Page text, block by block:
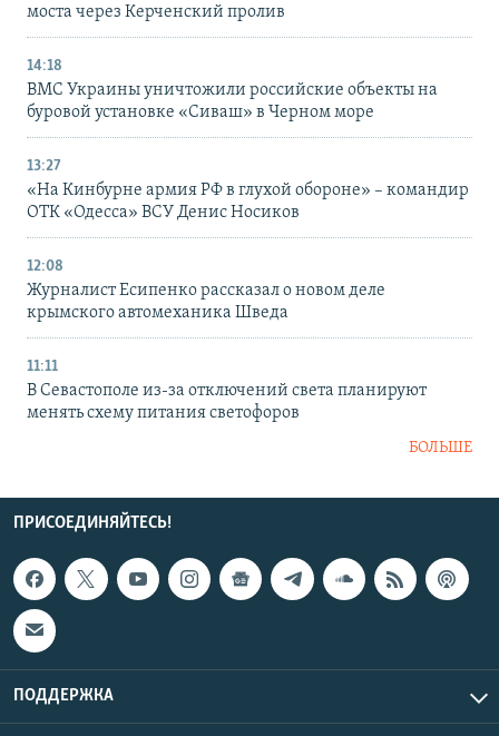
моста через Керченский пролив
14:18
ВМС Украины уничтожили российские объекты на
буровой установке «Сиваш» в Черном море
13:27
«На Кинбурне армия РФ в глухой обороне» – командир
ОТК «Одесса» ВСУ Денис Носиков
12:08
Журналист Есипенко рассказал о новом деле
крымского автомеханика Шведа
11:11
В Севастополе из-за отключений света планируют
менять схему питания светофоров
БОЛЬШЕ
ПРИСОЕДИНЯЙТЕСЬ!
ПОДДЕРЖКА